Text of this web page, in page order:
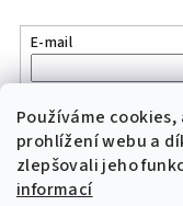
Používáme
prohlížení webu a
zlepšovali jeho
informací
E-mail
údajů
Přihlásit se